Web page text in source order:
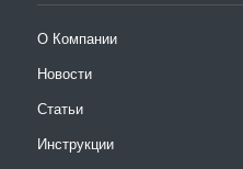
О Компании
Новости
Статьи
Инструкции